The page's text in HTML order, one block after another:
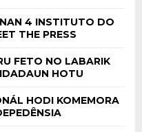
4 INSTITUTO DO
THE PRESS
FETO NO LABARIK
HOTU
HODI KOMEMORA